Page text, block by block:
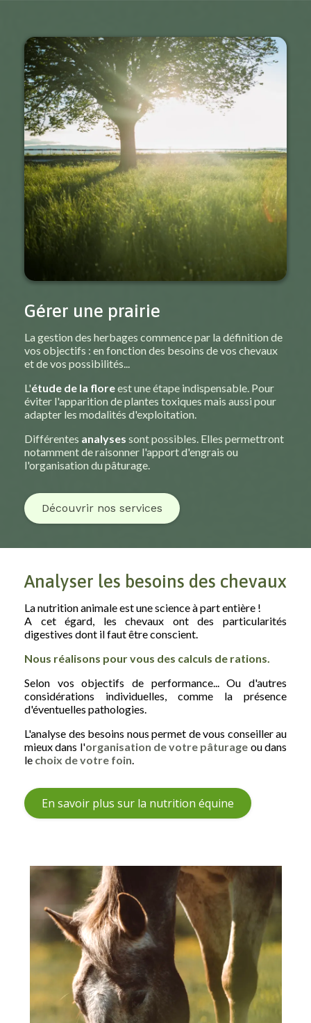
Gérer une prairie
La gestion des herbages commence par la définition de
vos objectifs : en fonction des besoins de vos chevaux
et de vos possibilités...
L'étude de la floreest une étape indispensable. Pour
éviter l'apparition de plantes toxiques mais aussi pour
adapter les modalités d'exploitation.
Différentes analyses sont possibles. Elles permettront
notamment de raisonner l'apport d'engrais ou
l'organisation du pâturage.
Découvrir nos services
Analyser les besoins des chevaux
La nutrition animale est une science à part entière !
A cet égard, les chevaux ont des particularités
digestives dont il faut être conscient.
Nous réalisons pour vous des calculs de rations.
Selon vos objectifs de performance... Ou d'autres
considérations individuelles, comme la présence
d'éventuelles pathologies.
L'analyse des besoins nous permet de vous conseiller au
mieux dans l'organisation de votre pâturage ou dans
le choix de votre foin.
En savoir plus sur la nutrition équine